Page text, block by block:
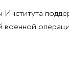
Института
военной